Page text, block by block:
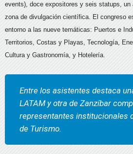
events), doce expositores y seis statups, un
zona de divulgación científica. El congreso
entorno a las nueve temáticas: Puertos e
Territorios, Costas y Playas, Tecnología,
Cultura y Gastronomía, y Hotelería.
Entre los asistentes destaca
LATAM y otra de Zanzíbar
representantes institucionales
de Turismo.